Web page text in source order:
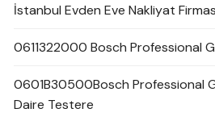
İstanbul Evden Eve Nakliyat
0611322000 Bosch Professional
0601B30500Bosch Professional
Daire Testere